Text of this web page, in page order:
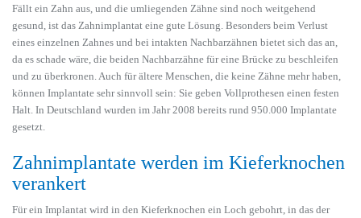
Fällt ein Zahn aus, und die umliegenden Zähne sind noch weitgehend
gesund, ist das Zahnimplantat eine gute Lösung. Besonders beim Verlust
eines einzelnen Zahnes und bei intakten Nachbarzähnen bietet sich das an,
da es schade wäre, die beiden Nachbarzähne für eine Brücke zu beschleifen
und zu überkronen. Auch für ältere Menschen, die keine Zähne mehr haben,
können Implantate sehr sinnvoll sein: Sie geben Vollprothesen einen festen
Halt. In Deutschland wurden im Jahr 2008 bereits rund 950.000 Implantate
gesetzt.
Zahnimplantate werden im Kieferknochen
verankert
Für ein Implantat wird in den Kieferknochen ein Loch gebohrt, in das der